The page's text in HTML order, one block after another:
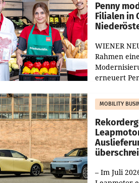
Penny
Filialen in
WIENER
Rahmen
erneuert
Die beiden
Haag sowie
MOBILITY
– Im Juli